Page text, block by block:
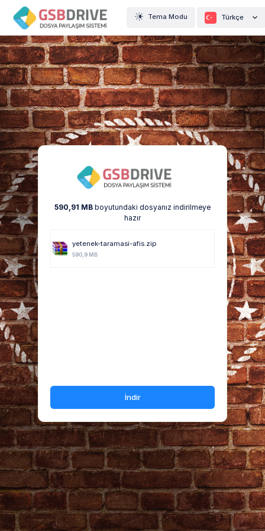
Tema Modu Türkçe
590,91 MB boyutundaki dosyanız indirilmeye
hazır
yetenek-taramasi-afis.zip
590,9 MB
İndir